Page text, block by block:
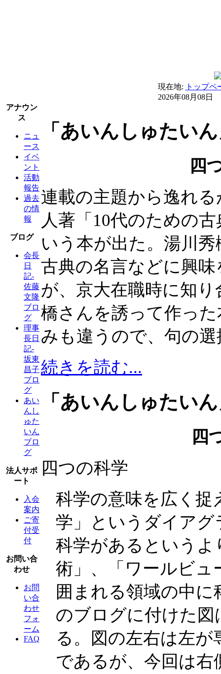
現在地:
トップペ
2026年08月08日
アナウン
ス
ニュ
ース
イベ
ント
活動
報告
過去
の情
報
ブログ
会長
日
記-
佐藤
文隆
ブロ
グ
理事
長日
記-
坂東
昌子
ブロ
グ
あい
んし
ゅた
いん
ブロ
グ
法人サポ
ート
入会
案内
ご寄
付受
付
お問い合
わせ
お問
い合
わせ
フォ
ーム
FAQ
「あいんしゅたい
四
連載の主題から逸れ
人著「10代のための
いう本が出た。湯川
古典の名言などに興
が、京大在職時に知
橋さんを誘って作っ
みも違うので、句の
続きを読む...
「あいんしゅたい
四
四つの科学
科学の意味を広く捉
学」というダイア
科学があるというよ
術」、「ワールビュ
囲まれる領域の中
のブログに付けた
る。図の左右は左が
であるが、今回は右